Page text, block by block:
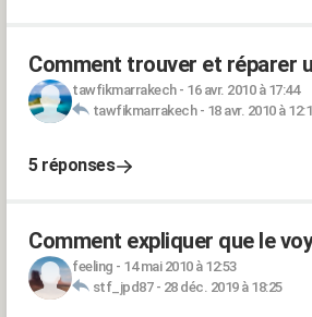
Comment trouver et réparer
tawfikmarrakech- 16 avr. 2010 à 17:44
tawfikmarrakech- 18 avr. 2010 à
5 réponses
Comment expliquer que le
feeling - 14 mai 2010 à 12:53
stf_jpd87- 28 déc. 2019 à 18:25